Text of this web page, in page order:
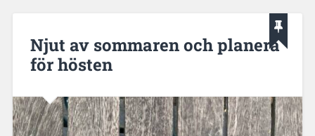
Njut av sommaren och planera
för hösten